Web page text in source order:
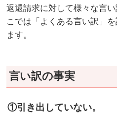
返還請求に対して様々な言
こでは「よくある言い訳」
ます。
言い訳の事実
①引き出していない。